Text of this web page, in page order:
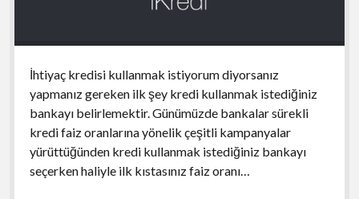
İhtiyaç kredisi kullanmak istiyorum diyorsanız
yapmanız gereken ilk şey kredi kullanmak istediğiniz
bankayı belirlemektir. Günümüzde bankalar sürekli
kredi faiz oranlarına yönelik çeşitli kampanyalar
yürüttüğünden kredi kullanmak istediğiniz bankayı
seçerken haliyle ilk kıstasınız faiz oranı…